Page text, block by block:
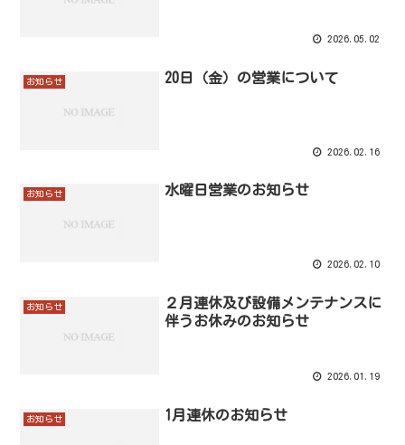
2026.05.02
お知らせ 20日（金）の営業について
2026.02.16
お知らせ 水曜日営業のお知らせ
2026.02.10
お知らせ
２月連休及び設備メンテナンスに
伴うお休みのお知らせ
2026.01.19
お知らせ 1月連休のお知らせ